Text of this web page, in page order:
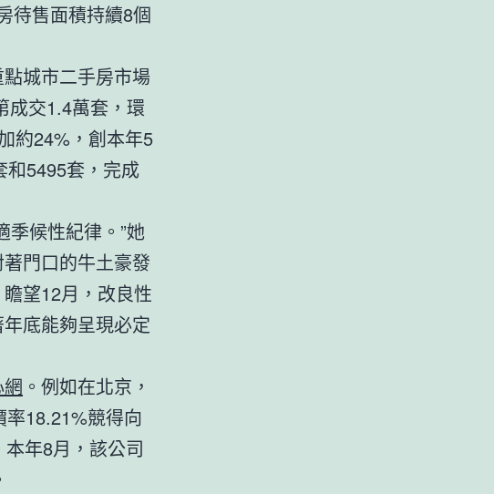
待售面積持續8個
城市二手房市場
成交1.4萬套，環
約24%，創本年5
5495套，完成
季候性紀律。”她
門口的牛土豪發
望12月，改良性
底能夠呈現必定
。例如在北京，
18.21%競得向
年8月，該公司